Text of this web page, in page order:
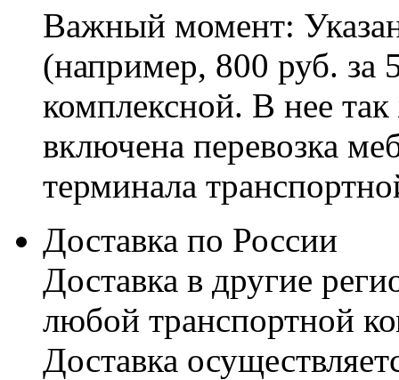
Важный момент:
(например, 800 руб. за
комплексной. В нее
включена перевозка
терминала
Доставка по России
Доставка в другие
любой транспортной
Доставка